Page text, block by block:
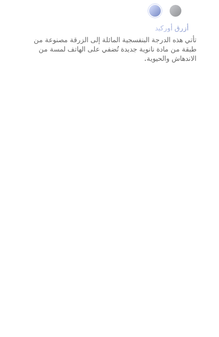
أزرق أوركيد
تأتي هذه الدرجة البنفسجية المائلة إلى الزرقة مصنوعة من
طبقة من مادة نانوية جديدة تُضفي على الهاتف لمسة من
الاندهاش والحيوية.
رمادي كوني
يتفاعل السطح الناعم بطريقة فائقة الجمال والروعة مع
الأضواء والظلال ويتميّز بكونه مقاومًا لبصمات الأصابع؛ إنه
لون ينبض بالهدوء والسكينة.